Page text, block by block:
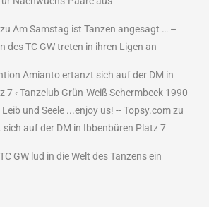
zu Am Samstag ist Tanzen angesagt … –
des TC GW treten in ihren Ligen an
Amianto ertanzt sich auf der DM in
7 ‹ Tanzclub Grün-Weiß Schermbeck 1990
und Seele ...enjoy us! -- Topsy.comzu
auf der DM in Ibbenbüren Platz 7
TC GW lud in die Welt des Tanzens ein